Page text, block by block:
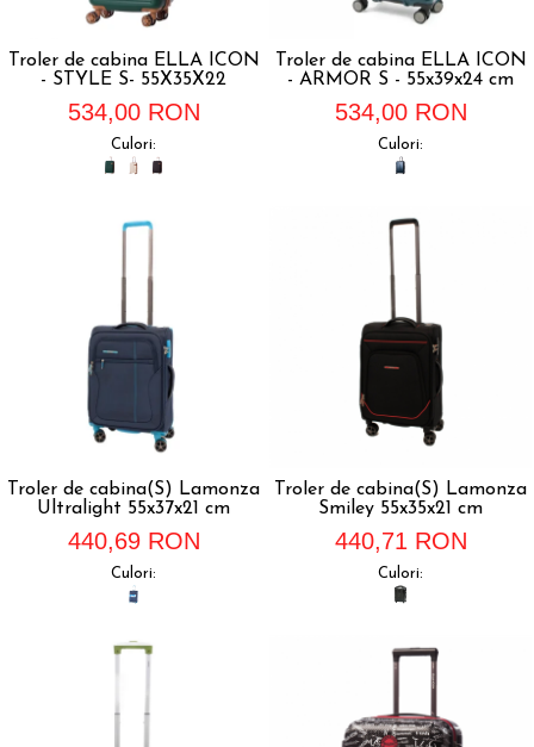
Troler de cabina ELLA ICON
- STYLE S- 55X35X22
534,00 RON
Culori:
Troler de cabina ELLA ICON
- ARMOR S - 55x39x24 cm
534,00 RON
Culori:
Troler de cabina(S) Lamonza
Ultralight 55x37x21 cm
440,69 RON
Culori:
Troler de cabina(S) Lamonza
Smiley 55x35x21 cm
440,71 RON
Culori: